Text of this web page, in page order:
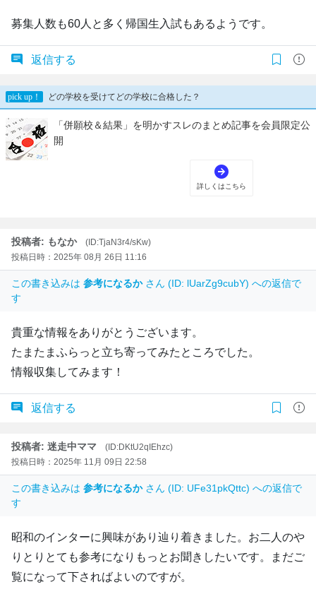
募集人数も60人と多く帰国生入試もあるようです。
返信する
投稿者: もなか
(ID:TjaN3r4/sKw)
投稿日時：2025年 08月 26日 11:16
この書き込みは 参考になるか さん (ID: lUarZg9cubY) への返信で
す
貴重な情報をありがとうございます。
たまたまふらっと立ち寄ってみたところでした。
情報収集してみます！
返信する
投稿者: 迷走中ママ
(ID:DKtU2qIEhzc)
投稿日時：2025年 11月 09日 22:58
この書き込みは 参考になるか さん (ID: UFe31pkQttc) への返信で
す
昭和のインターに興味があり辿り着きました。お二人のや
りとりとても参考になりもっとお聞きしたいです。まだご
覧になって下さればよいのですが。